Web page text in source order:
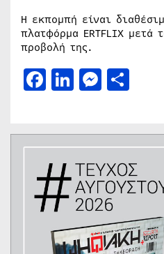
Η εκπομπή είναι
πλατφόρμα ERTFLIX μετά
προβολή της.
Facebook
LinkedIn